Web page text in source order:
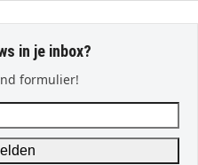
in je inbox?
formulier!